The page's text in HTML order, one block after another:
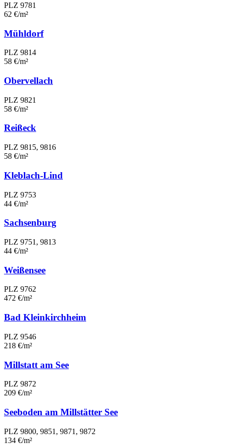
PLZ 9781
62 €/m²
Mühldorf
PLZ 9814
58 €/m²
Obervellach
PLZ 9821
58 €/m²
Reißeck
PLZ 9815, 9816
58 €/m²
Kleblach-Lind
PLZ 9753
44 €/m²
Sachsenburg
PLZ 9751, 9813
44 €/m²
Weißensee
PLZ 9762
472 €/m²
Bad Kleinkirchheim
PLZ 9546
218 €/m²
Millstatt am See
PLZ 9872
209 €/m²
Seeboden am Millstätter See
PLZ 9800, 9851, 9871, 9872
134 €/m²